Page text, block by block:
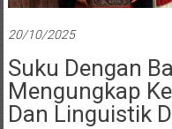
20/10/2025
Suku Dengan
Mengungkap
Dan Linguistik